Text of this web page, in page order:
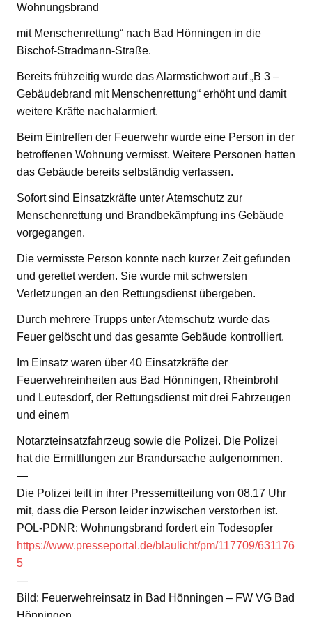
Wohnungsbrand
mit Menschenrettung“ nach Bad Hönningen in die
Bischof-Stradmann-Straße.
Bereits frühzeitig wurde das Alarmstichwort auf „B 3 –
Gebäudebrand mit Menschenrettung“ erhöht und damit
weitere Kräfte nachalarmiert.
Beim Eintreffen der Feuerwehr wurde eine Person in der
betroffenen Wohnung vermisst. Weitere Personen hatten
das Gebäude bereits selbständig verlassen.
Sofort sind Einsatzkräfte unter Atemschutz zur
Menschenrettung und Brandbekämpfung ins Gebäude
vorgegangen.
Die vermisste Person konnte nach kurzer Zeit gefunden
und gerettet werden. Sie wurde mit schwersten
Verletzungen an den Rettungsdienst übergeben.
Durch mehrere Trupps unter Atemschutz wurde das
Feuer gelöscht und das gesamte Gebäude kontrolliert.
Im Einsatz waren über 40 Einsatzkräfte der
Feuerwehreinheiten aus Bad Hönningen, Rheinbrohl
und Leutesdorf, der Rettungsdienst mit drei Fahrzeugen
und einem
Notarzteinsatzfahrzeug sowie die Polizei. Die Polizei
hat die Ermittlungen zur Brandursache aufgenommen.
—
Die Polizei teilt in ihrer Pressemitteilung von 08.17 Uhr
mit, dass die Person leider inzwischen verstorben ist.
POL-PDNR: Wohnungsbrand fordert ein Todesopfer
https://www.presseportal.de/blaulicht/pm/117709/631176
5
—
Bild: Feuerwehreinsatz in Bad Hönningen – FW VG Bad